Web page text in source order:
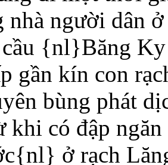
người dân
{nl}Băng
gần kín con
bùng phát
khi có đập
ở rạch